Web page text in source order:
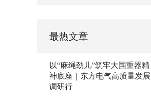
最热文章
以“麻绳劲儿”筑牢大国重器精
神底座｜东方电气高质量发展
调研行